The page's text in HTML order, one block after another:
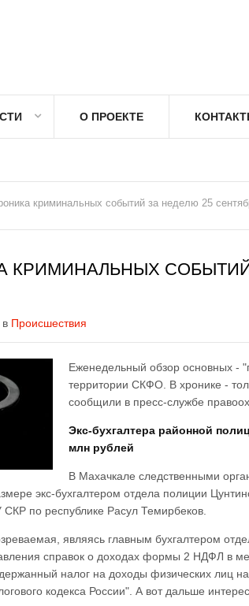
О ПРОЕКТЕ
криминальных событий за неделю 25
КРИМИНАЛЬНЫХ
Происшествия
Еженедельный обзор основных -
территории СКФО. В хронике -
сообщили в пресс-службе
Экс-бухгалтера районной
млн рублей
В Махачкале следственными
экс-бухгалтером отдела полиции
по республике Расул Темирбеков.
являясь главным бухгалтером
справок о доходах формы 2 НДФЛ в
налог на доходы физических лиц
кодекса России". А вот дальше